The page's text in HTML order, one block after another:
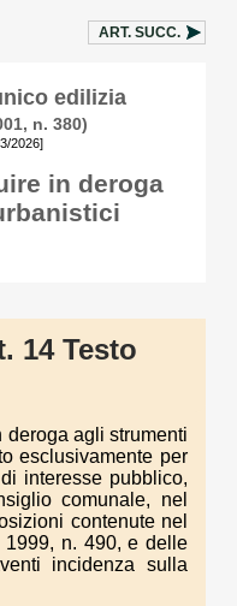
ART. SUCC.
edilizia
n. 380)
2026]
in deroga
14 Testo
deroga agli strumenti
esclusivamente per
interesse pubblico,
comunale, nel
contenute nel
n. 490, e delle
incidenza sulla